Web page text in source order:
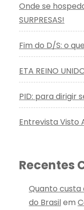
Onde se
SURPRESAS!
Fim do D/S: o
ETA REINO
PID: para dirigir
Entrevista Visto
Recentes
Quanto custa
do Brasilem